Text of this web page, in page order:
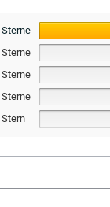
Sterne
Sterne
Sterne
Sterne
Stern